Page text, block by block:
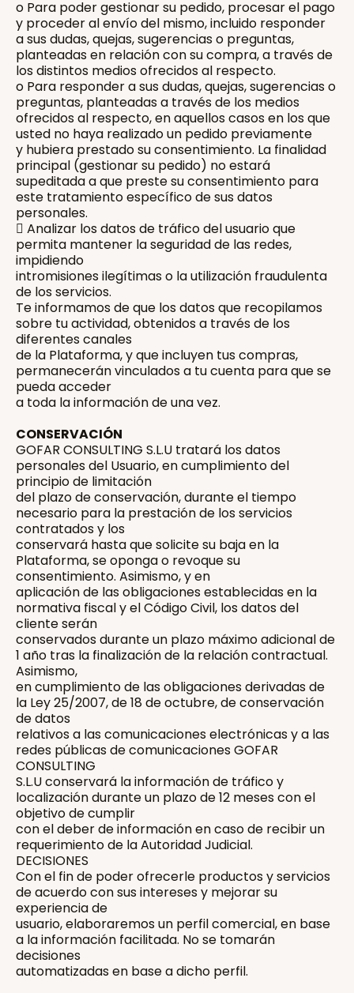
o Para poder gestionar su pedido, procesar el pago
y proceder al envío del mismo, incluido responder
a sus dudas, quejas, sugerencias o preguntas,
planteadas en relación con su compra, a través de
los distintos medios ofrecidos al respecto.
o Para responder a sus dudas, quejas, sugerencias o
preguntas, planteadas a través de los medios
ofrecidos al respecto, en aquellos casos en los que
usted no haya realizado un pedido previamente
y hubiera prestado su consentimiento. La finalidad
principal (gestionar su pedido) no estará
supeditada a que preste su consentimiento para
este tratamiento específico de sus datos
personales.
 Analizar los datos de tráfico del usuario que
permita mantener la seguridad de las redes,
impidiendo
intromisiones ilegítimas o la utilización fraudulenta
de los servicios.
Te informamos de que los datos que recopilamos
sobre tu actividad, obtenidos a través de los
diferentes canales
de la Plataforma, y que incluyen tus compras,
permanecerán vinculados a tu cuenta para que se
pueda acceder
a toda la información de una vez.
CONSERVACIÓN
GOFAR CONSULTING S.L.U tratará los datos
personales del Usuario, en cumplimiento del
principio de limitación
del plazo de conservación, durante el tiempo
necesario para la prestación de los servicios
contratados y los
conservará hasta que solicite su baja en la
Plataforma, se oponga o revoque su
consentimiento. Asimismo, y en
aplicación de las obligaciones establecidas en la
normativa fiscal y el Código Civil, los datos del
cliente serán
conservados durante un plazo máximo adicional de
1 año tras la finalización de la relación contractual.
Asimismo,
en cumplimiento de las obligaciones derivadas de
la Ley 25/2007, de 18 de octubre, de conservación
de datos
relativos a las comunicaciones electrónicas y a las
redes públicas de comunicaciones GOFAR
CONSULTING
S.L.U conservará la información de tráfico y
localización durante un plazo de 12 meses con el
objetivo de cumplir
con el deber de información en caso de recibir un
requerimiento de la Autoridad Judicial.
DECISIONES
Con el fin de poder ofrecerle productos y servicios
de acuerdo con sus intereses y mejorar su
experiencia de
usuario, elaboraremos un perfil comercial, en base
a la información facilitada. No se tomarán
decisiones
automatizadas en base a dicho perfil.